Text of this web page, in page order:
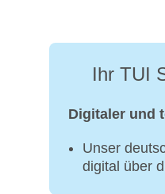
Ihr TUI
Digitaler und
Unser
digital über